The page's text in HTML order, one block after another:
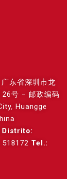
东省深圳市龙
26号 – 邮政编码
Huangge
Distrito:
518172 Tel.: